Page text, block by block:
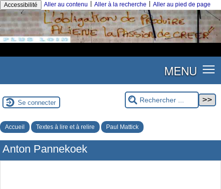
Accessibilité Aller au contenu Aller à la recherche Aller au pied de page
MENU
Se connecter
Accueil Textes à lire et à relire Paul Mattick
Anton Pannekoek